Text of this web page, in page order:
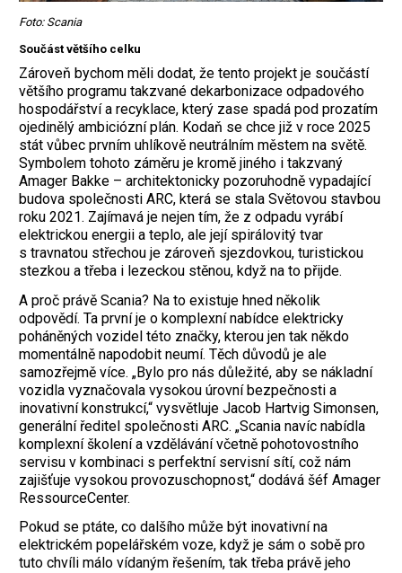
Foto: Scania
Součást většího celku
Zároveň bychom měli dodat, že tento projekt je součástí
většího programu takzvané dekarbonizace odpadového
hospodářství a recyklace, který zase spadá pod prozatím
ojedinělý ambiciózní plán. Kodaň se chce již v roce 2025
stát vůbec prvním uhlíkově neutrálním městem na světě.
Symbolem tohoto záměru je kromě jiného i takzvaný
Amager Bakke – architektonicky pozoruhodně vypadající
budova společnosti ARC, která se stala Světovou stavbou
roku 2021. Zajímavá je nejen tím, že z odpadu vyrábí
elektrickou energii a teplo, ale její spirálovitý tvar
s travnatou střechou je zároveň sjezdovkou, turistickou
stezkou a třeba i lezeckou stěnou, když na to přijde.
A proč právě Scania? Na to existuje hned několik
odpovědí. Ta první je o komplexní nabídce elektricky
poháněných vozidel této značky, kterou jen tak někdo
momentálně napodobit neumí. Těch důvodů je ale
samozřejmě více. „Bylo pro nás důležité, aby se nákladní
vozidla vyznačovala vysokou úrovní bezpečnosti a
inovativní konstrukcí,“ vysvětluje Jacob Hartvig Simonsen,
generální ředitel společnosti ARC. „Scania navíc nabídla
komplexní školení a vzdělávání včetně pohotovostního
servisu v kombinaci s perfektní servisní sítí, což nám
zajišťuje vysokou provozuschopnost,“ dodává šéf Amager
RessourceCenter.
Pokud se ptáte, co dalšího může být inovativní na
elektrickém popelářském voze, když je sám o sobě pro
tuto chvíli málo vídaným řešením, tak třeba právě jeho